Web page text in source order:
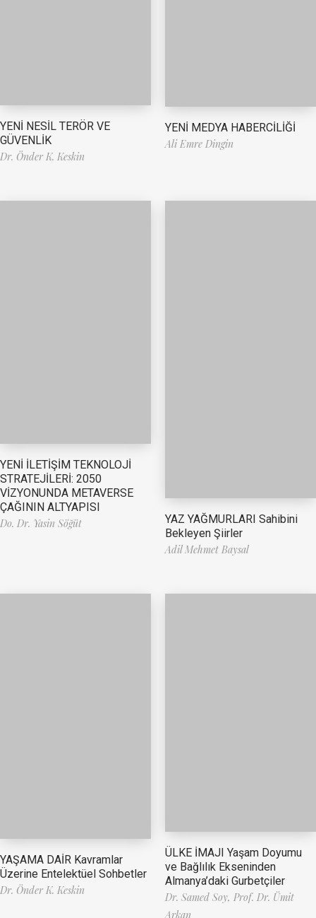
YENİ NESİL TERÖR VE
GÜVENLİK
Dr. Önder K. Keskin
YENİ MEDYA HABERCİLİĞİ
Ali Emre Dingin
YENİ İLETİŞİM TEKNOLOJİ
STRATEJİLERİ: 2050
VİZYONUNDA METAVERSE
ÇAĞININ ALTYAPISI
Do. Dr. Yasin Söğüt
YAZ YAĞMURLARI Sahibini
Bekleyen Şiirler
Adil Mehmet Baysal
YAŞAMA DAİR Kavramlar
Üzerine Entelektüel Sohbetler
Dr. Önder K. Keskin
ÜLKE İMAJI Yaşam Doyumu
ve Bağlılık Ekseninden
Almanya’daki Gurbetçiler
Dr. Samed Soy, Prof. Dr. Ümit
Arkan